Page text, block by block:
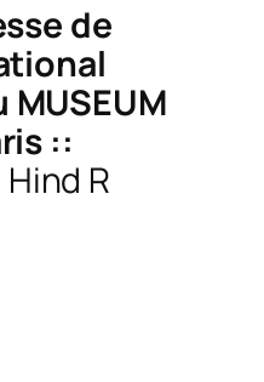
de
::
Hind R